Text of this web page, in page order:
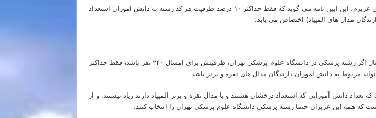
ببینید دانش آموزان عزیزم، این آیین نامه می گوید که فقط حداکثر ۱۰ درصد ظرفیت هر کد رشته به دانش آموزان استعداد
مدال های المپیاد) اختصاص می یابد.
یعنی اینکه برای مثال اگر رشته پزشکی در دانشگاه علوم پزشکی تهران، ظرفیتش برای امسال ۲۴۰ نفر باشد، فقط حداکثر
دانش آموزانی که استعداد درخشان هستند و یا مدال نقره و برنز المپیاد دارند زیاد نیستند. و از
که همه این عزیزان حتما رشته پزشکی دانشگاه علوم پزشکی تهران را انتخاب کنند.